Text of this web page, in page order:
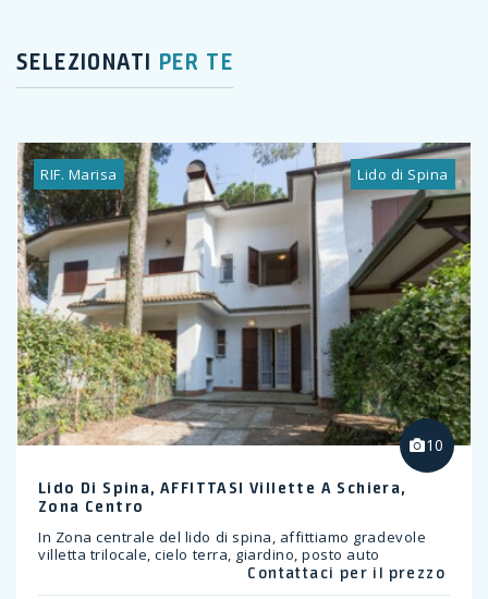
SELEZIONATI PER TE
RIF. Marisa
10
Lido Di Spina, AFFITTASI Villette A Schiera,
Zona Centro
In Zona centrale del lido di spina, affittiamo gradevole
villetta trilocale, cielo terra, giardino, posto auto
Lido di Spina
Contattaci per il prezzo